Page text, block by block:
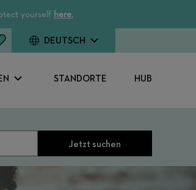
yourself here.
STANDORTE HUB
DEUTSCH
Jetzt suchen